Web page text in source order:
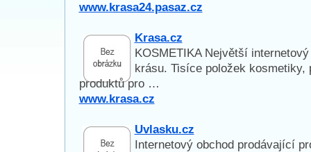
www.krasa24.pasaz.cz
Krasa.cz
KOSMETIKA Největší
krásu. Tisíce položek kosmetiky,
produktů pro …
www.krasa.cz
Uvlasku.cz
Internetový obchod prodávající